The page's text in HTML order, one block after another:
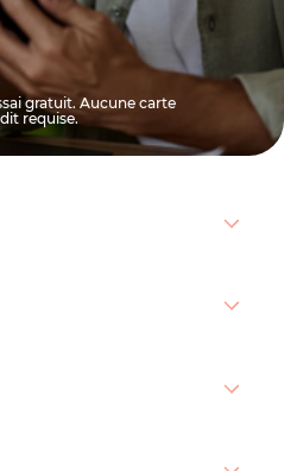
gratuit. Aucune carte
requise.